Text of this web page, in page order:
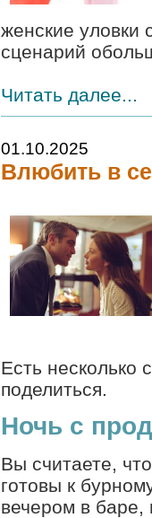
женские уловки
сценарий
Читать далее...
01.10.2025
Влюбить в
Есть несколько
поделиться.
Ночь с
Вы считаете,
готовы к
вечером в баре,